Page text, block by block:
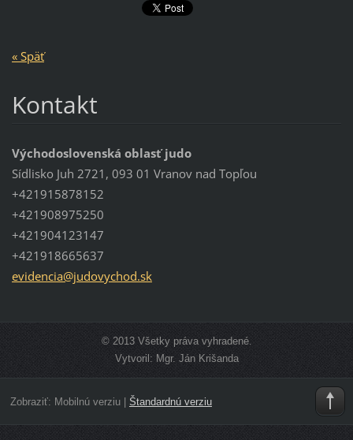
« Späť
Kontakt
Východoslovenská oblasť judo
Sídlisko Juh 2721, 093 01 Vranov nad Topľou
+421915878152
+421908975250
+421904123147
+421918665637
evidencia@judovychod.sk
© 2013 Všetky práva vyhradené.
Vytvoril: Mgr. Ján Krišanda
Zobraziť: Mobilnú verziu| Štandardnú verziu